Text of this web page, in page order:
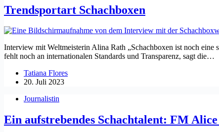
Trendsportart Schachboxen
Interview mit Weltmeisterin Alina Rath „Schachboxen ist noch eine
fehlt noch an internationalen Standards und Transparenz, sagt die…
Tatiana Flores
20. Juli 2023
Journalistin
Ein aufstrebendes Schachtalent: FM